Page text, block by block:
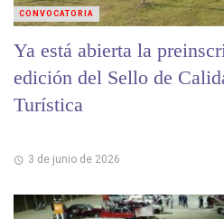
Ya está abierta la
edición del Sello de
Turística
3 de junio de 2026
CONVOCATORIA